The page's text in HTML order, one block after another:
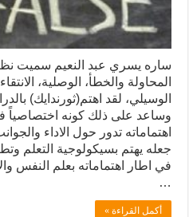
ساره يسري عبد النعيم سميت
المحاولة والخطأ، الوصلية،
الوسيلي، لقد اهتم(ثورندايك)
وساعد على ذلك كونه اختصاصياً
اهتماماته تدور حول الاداء
جعله يهتم بسيكولوجية التعلم
في اطار اهتماماته بعلم النفس
…
أكمل القراءة »